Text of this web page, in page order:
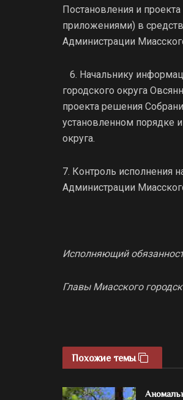
Постановления и
приложениями) в
Администрации
6. Начальнику
городского округа
проекта решения
установленном порядке
округа.
7. Контроль исполнения
Администрации
Исполняющий
Главы
Похожие темы